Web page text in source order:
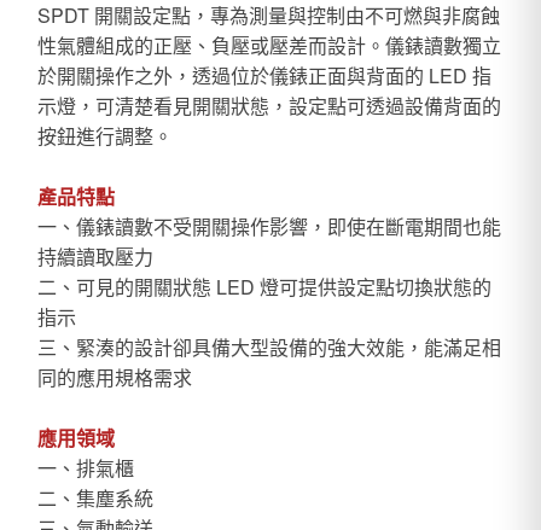
SPDT 開關設定點，專為測量與控制由不可燃與非腐蝕
性氣體組成的正壓、負壓或壓差而設計。儀錶讀數獨立
於開關操作之外，透過位於儀錶正面與背面的 LED 指
示燈，可清楚看見開關狀態，設定點可透過設備背面的
按鈕進行調整。
產品特點
一、儀錶讀數不受開關操作影響，即使在斷電期間也能
持續讀取壓力
二、可見的開關狀態 LED 燈可提供設定點切換狀態的
指示
三、緊湊的設計卻具備大型設備的強大效能，能滿足相
同的應用規格需求
應用領域
一、排氣櫃
二、集塵系統